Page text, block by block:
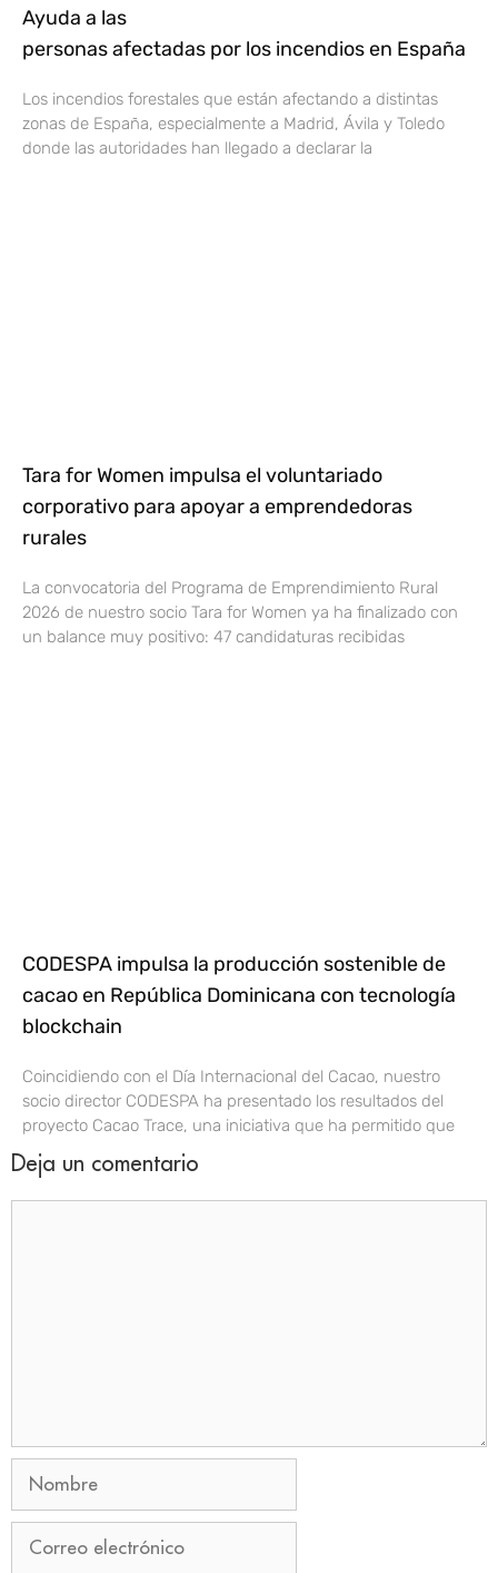
Ayuda a las
personas afectadas por los incendios en España
Los incendios forestales que están afectando a distintas
zonas de España, especialmente a Madrid, Ávila y Toledo
donde las autoridades han llegado a declarar la
Tara for Women impulsa el voluntariado
corporativo para apoyar a emprendedoras
rurales
La convocatoria del Programa de Emprendimiento Rural
2026 de nuestro socio Tara for Women ya ha finalizado con
un balance muy positivo: 47 candidaturas recibidas
CODESPA impulsa la producción sostenible de
cacao en República Dominicana con tecnología
blockchain
Coincidiendo con el Día Internacional del Cacao, nuestro
socio director CODESPA ha presentado los resultados del
proyecto Cacao Trace, una iniciativa que ha permitido que
Deja un comentario